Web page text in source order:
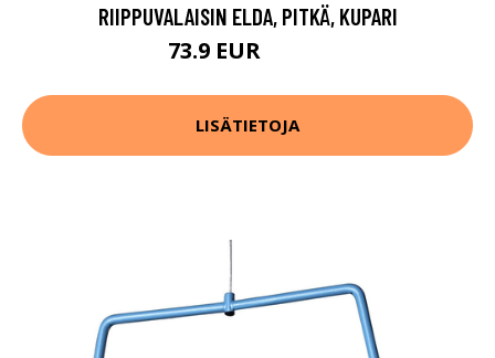
RIIPPUVALAISIN ELDA, PITKÄ, KUPARI
73.9 EUR
LISÄTIETOJA